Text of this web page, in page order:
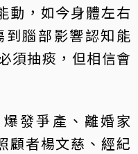
動，如今身體左右
腦部影響認知能
須抽痰，但相信會
發爭產、離婚家
顧者楊文慈、經紀